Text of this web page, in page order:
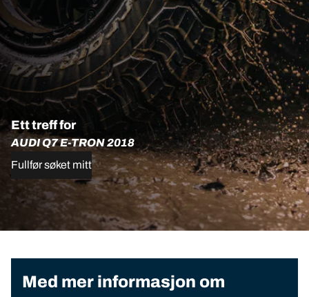
Ett treff for
AUDI Q7 E-TRON 2018
Fullfør søket mitt
Med mer informasjon om